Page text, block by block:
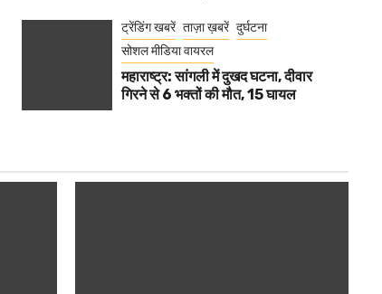
ट्रेंडिंग खबरें ताज़ा ख़बरें दुर्घटना
सोशल मीडिया वायरल
महाराष्ट्र: सांगली में दुखद घटना, दीवार
गिरने से 6 भक्तों की मौत, 15 घायल